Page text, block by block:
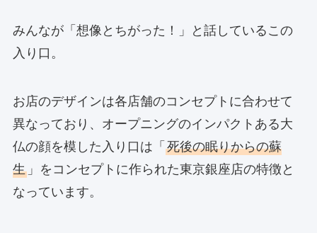
みんなが「想像とちがった！」と話しているこの
入り口。
お店のデザインは各店舗のコンセプトに合わせて
異なっており、オープニングのインパクトある大
仏の顔を模した入り口は「 死後の眠りからの蘇
生」をコンセプトに作られた東京銀座店の特徴と
なっています。